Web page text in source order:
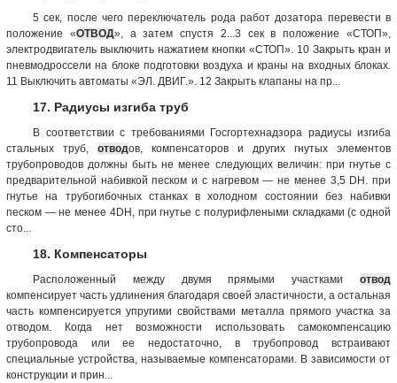
5 сек, после чего переключатель рода работ дозатора перевести в
положение «ОТВОД», а затем спустя 2...3 сек в положение «СТОП»,
электродвигатель выключить нажатием кнопки «СТОП». 10 Закрыть кран и
пневмодроссели на блоке подготовки воздуха и краны на входных блоках.
11 Выключить автоматы «ЭЛ. ДВИГ.». 12 Закрыть клапаны на пр...
17. Радиусы изгиба труб
В соответствии с требованиями Госгортехнадзора радиусы изгиба
стальных труб, отводов, компенсаторов и других гнутых элементов
трубопроводов должны быть не менее следующих величин: при гнутье с
предварительной набивкой песком и с нагревом — не менее 3,5 DH. при
гнутье на трубогибочных станках в холодном состоянии без набивки
песком — не менее 4DH, при гнутье с полурифлеными складками (с одной
сто...
18. Компенсаторы
Расположенный между двумя прямыми участками отвод
компенсирует часть удлинения благодаря своей эластичности, а остальная
часть компенсируется упругими свойствами металла прямого участка за
отводом. Когда нет возможности использовать самокомпенсацию
трубопровода или ее недостаточно, в трубопровод встраивают
специальные устройства, называемые компенсаторами. В зависимости от
конструкции и прин...